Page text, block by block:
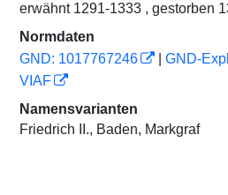
erwähnt 1291-1333 , gestorben
Normdaten
GND: 1017767246
GND-
VIAF
Namensvarianten
Friedrich II., Baden, Markgraf